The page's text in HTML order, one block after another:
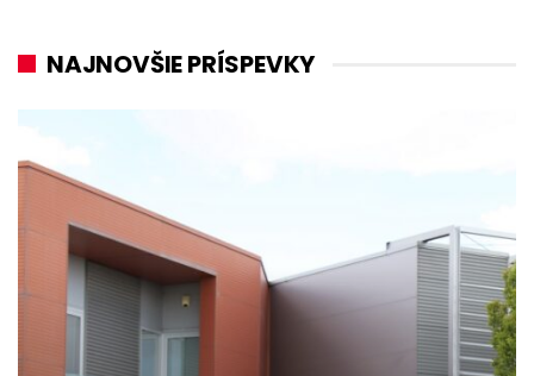
NAJNOVŠIE PRÍSPEVKY